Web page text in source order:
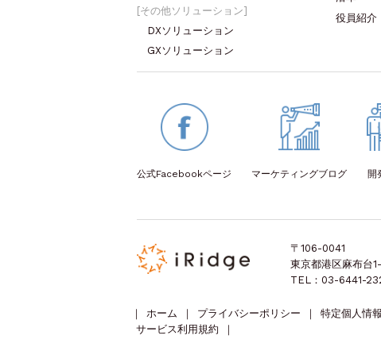
その他ソリューション
DXソリューション
GXソリューション
役員紹介
公式Facebookページ マーケティングブログ 開
〒106-0041
東京都港区麻布台
TEL：03-6441-
｜ ホーム ｜ プライバシーポリシー ｜ 特定個人情
サービス利用規約
｜